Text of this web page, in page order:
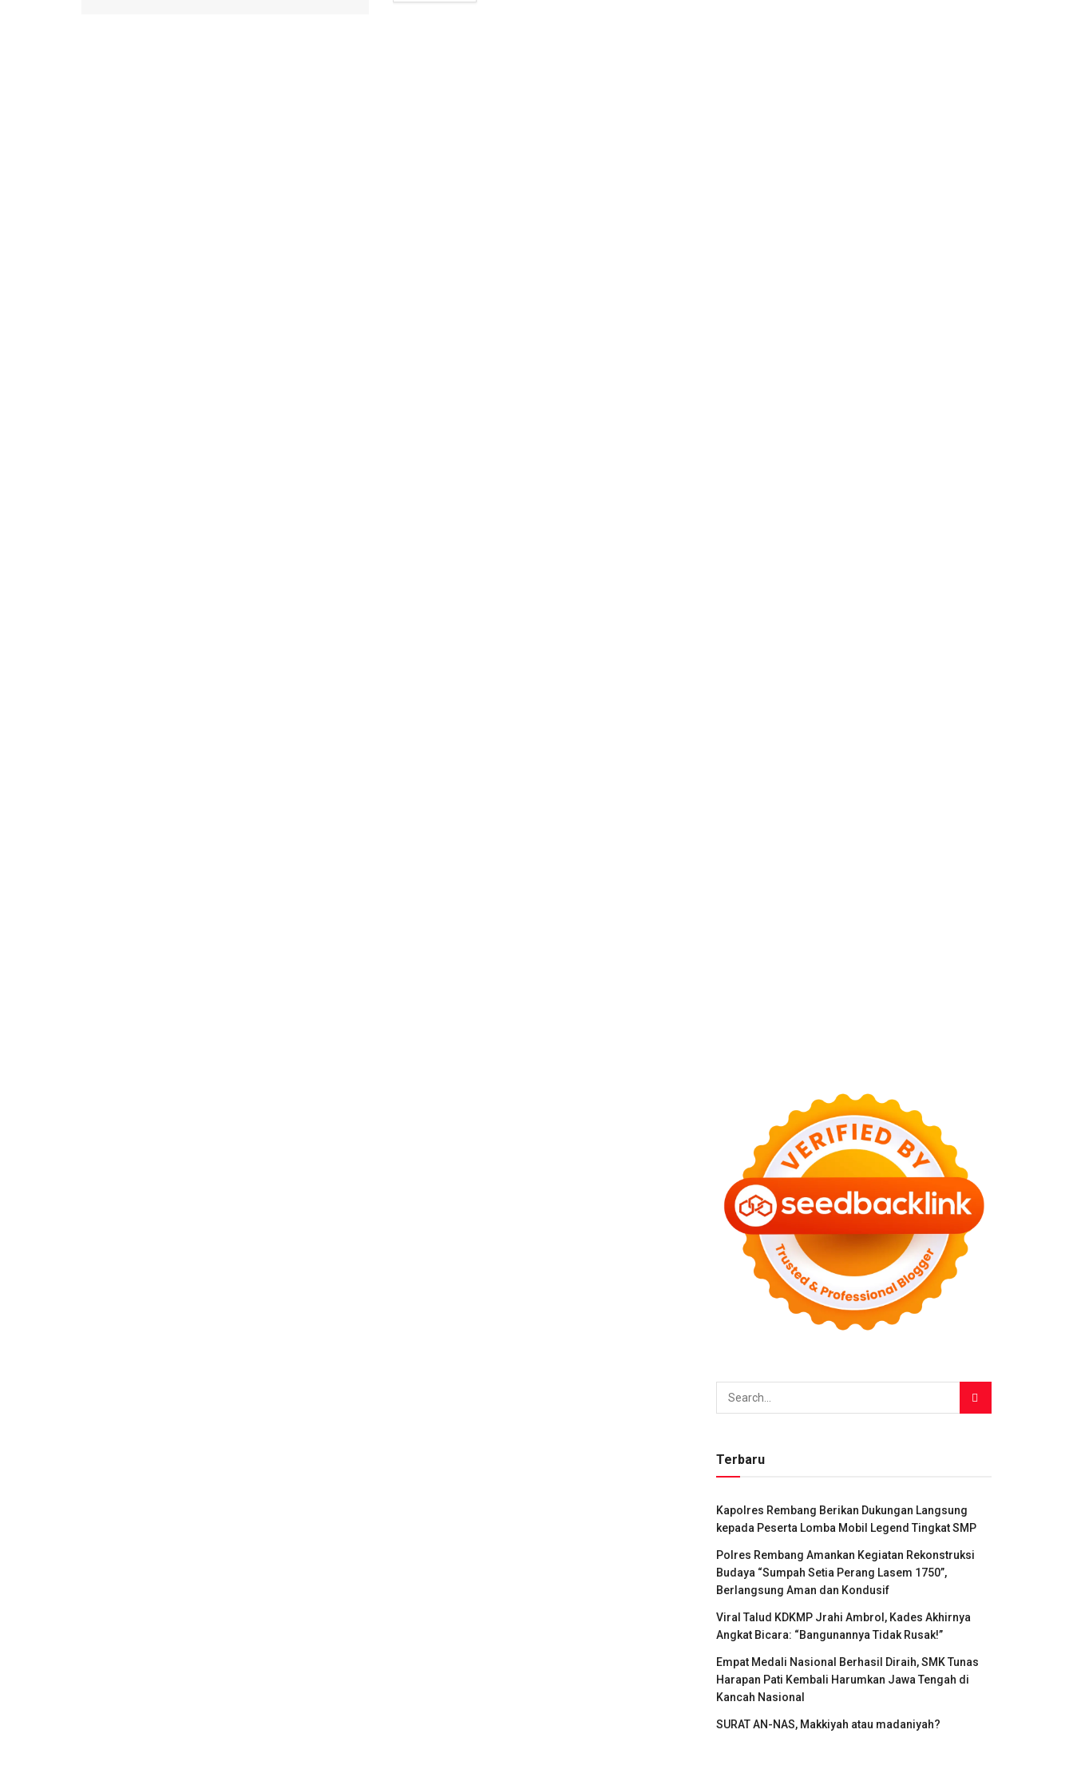
Terbaru
Kapolres Rembang Berikan Dukungan Langsung
kepada Peserta Lomba Mobil Legend Tingkat SMP
Polres Rembang Amankan Kegiatan Rekonstruksi
Budaya “Sumpah Setia Perang Lasem 1750”,
Berlangsung Aman dan Kondusif
Viral Talud KDKMP Jrahi Ambrol, Kades Akhirnya
Angkat Bicara: “Bangunannya Tidak Rusak!”
Empat Medali Nasional Berhasil Diraih, SMK Tunas
Harapan Pati Kembali Harumkan Jawa Tengah di
Kancah Nasional
SURAT AN-NAS, Makkiyah atau madaniyah?